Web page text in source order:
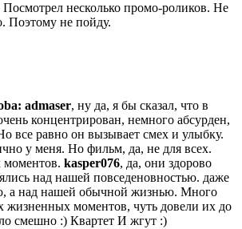
Посмотрел несколько промо-роликов. Не
Поэтому не пойду.
admaser, ну да, я бы сказал, что в
концентрирован, немного абсурден,
все равно он вызывает смех и улыбку.
у меня. Но фильм, да, не для всех.
kasper076, да, они здорово
над нашей повседеновностью. даже
а над нашей обычной жизнью. Много
моментов, чуть довели их до
смешно :) Квартет И жгут :)